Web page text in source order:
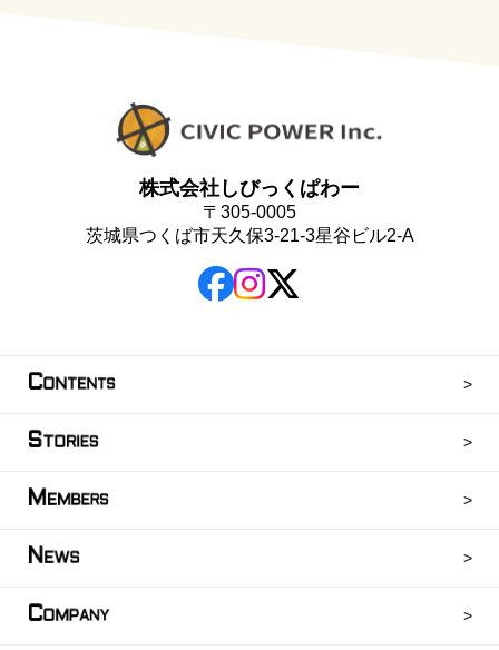
株式会社しびっくぱわー
〒305-0005
茨城県つくば市天久保3-21-3星谷ビル2-A
CONTENTS
STORIES
M EMBERS
N EWS
COMPANY